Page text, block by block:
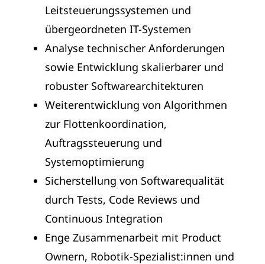
Leitsteuerungssystemen und
übergeordneten IT-Systemen
Analyse technischer Anforderungen
sowie Entwicklung skalierbarer und
robuster Softwarearchitekturen
Weiterentwicklung von Algorithmen
zur Flottenkoordination,
Auftragssteuerung und
Systemoptimierung
Sicherstellung von Softwarequalität
durch Tests, Code Reviews und
Continuous Integration
Enge Zusammenarbeit mit Product
Ownern, Robotik-Spezialist:innen und